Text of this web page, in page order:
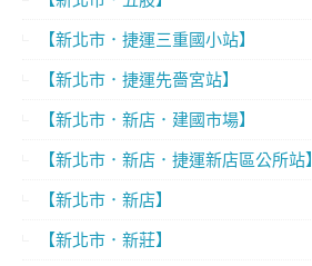
【新北市．捷運三重國小站】
【新北市．捷運先嗇宮站】
【新北市．新店．建國市場】
【新北市．新店．捷運新店區公所站】
【新北市．新店】
【新北市．新莊】